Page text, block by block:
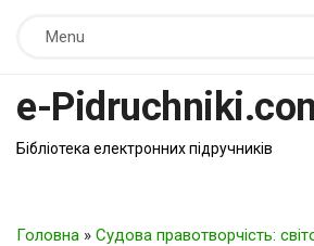
Menu
e-
Бібліотека електронних підручників
Головна » Судова правотворчість: